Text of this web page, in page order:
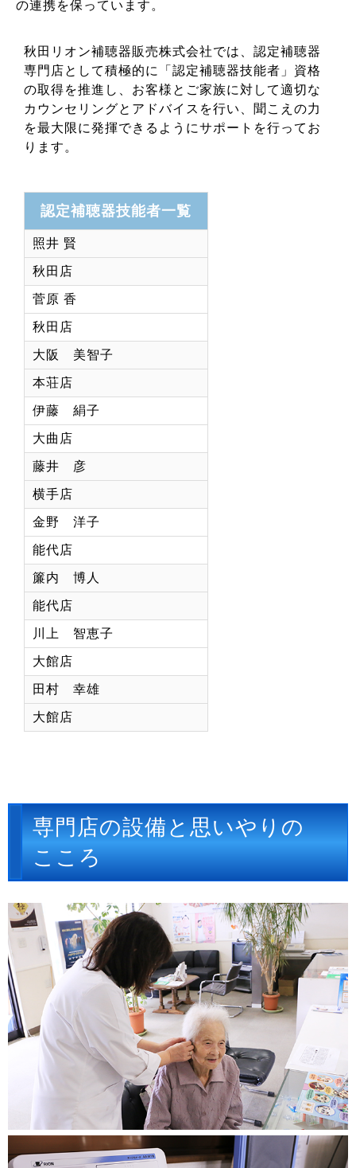
の連携を保っています。
秋田リオン補聴器販売株式会社では、認定補聴器
専門店として積極的に「認定補聴器技能者」資格
の取得を推進し、お客様とご家族に対して適切な
カウンセリングとアドバイスを行い、聞こえの力
を最大限に発揮できるようにサポートを行ってお
ります。
認定補聴器技能者一覧
照井 賢
秋田店
菅原 香
秋田店
大阪 美智子
本荘店
伊藤 絹子
大曲店
藤井 彦
横手店
金野 洋子
能代店
簾内 博人
能代店
川上 智恵子
大館店
田村 幸雄
大館店
専門店の設備と思いやりの
こころ